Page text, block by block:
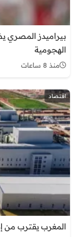
بيراميدز المصري
الهجومية
منذ 8 ساعات
اقتصاد
المغرب يقترب من